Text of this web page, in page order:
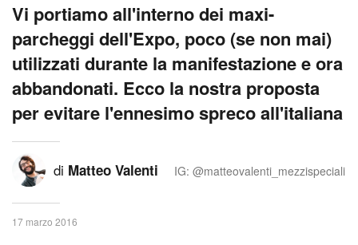
Vi portiamo all'interno dei maxi-
parcheggi dell'Expo, poco (se non mai)
utilizzati durante la manifestazione e ora
abbandonati. Ecco la nostra proposta
per evitare l'ennesimo spreco all'italiana
di Matteo Valenti IG: @matteovalenti_mezzispeciali
17 marzo 2016